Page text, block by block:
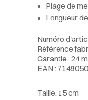
Plage de
Longueur
Numéro
Référence
Garantie : 24
EAN :
Taille: 15 cm